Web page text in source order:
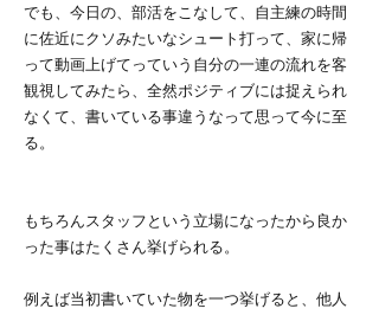
でも、今日の、部活をこなして、自主練の時間
に佐近にクソみたいなシュート打って、家に帰
って動画上げてっていう自分の一連の流れを客
観視してみたら、全然ポジティブには捉えられ
なくて、書いている事違うなって思って今に至
る。
もちろんスタッフという立場になったから良か
った事はたくさん挙げられる。
例えば当初書いていた物を一つ挙げると、他人